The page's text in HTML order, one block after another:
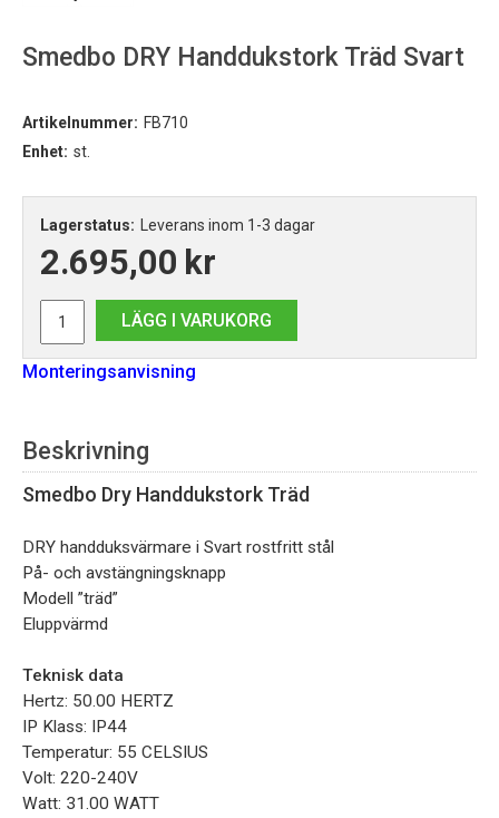
Smedbo DRY Handdukstork Träd Svart
Artikelnummer: FB710
Enhet: st.
Lagerstatus: Leverans inom 1-3 dagar
2.695,00 kr
LÄGG I VARUKORG
Monteringsanvisning
Beskrivning
Smedbo Dry Handdukstork Träd
DRY handduksvärmare i Svart rostfritt stål
På- och avstängningsknapp
Modell ”träd”
Eluppvärmd
Teknisk data
Hertz: 50.00 HERTZ
IP Klass: IP44
Temperatur: 55 CELSIUS
Volt: 220-240V
Watt: 31.00 WATT